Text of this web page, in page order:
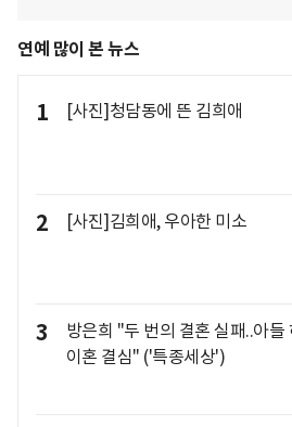
연예 많이 본 뉴스
1 [사진]청담동에 뜬 김희애
2 [사진]김희애, 우아한 미소
3
방은희 "두 번의 결혼 실패..아들
이혼 결심" ('특종세상')